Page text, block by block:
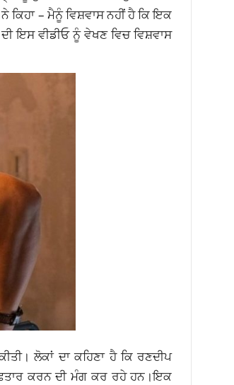
– ਮੈਨੂੰ ਵਿਸ਼ਵਾਸ ਨਹੀਂ ਹੈ ਕਿ ਇਕ
ਇਸ ਵੀਡੀਓ ਨੂੰ ਵੇਖਣ ਵਿਚ ਵਿਸ਼ਵਾਸ
ਲੋਕਾਂ ਦਾ ਕਹਿਣਾ ਹੈ ਕਿ ਰਣਦੀਪ
ਕਰਨ ਦੀ ਮੰਗ ਕਰ ਰਹੇ ਹਨ।ਇਕ